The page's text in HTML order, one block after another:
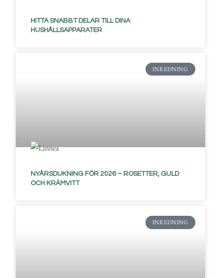
HITTA SNABBT DELAR TILL DINA
HUSHÅLLSAPPARATER
INREDNING
NYÅRSDUKNING FÖR 2026 – ROSETTER, GULD
OCH KRÄMVITT
INREDNING